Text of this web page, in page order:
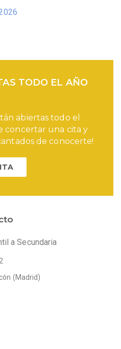
TODO EL AÑO
abiertas todo el
concertar una cita y
de conocerte!
a Secundaria
(Madrid)